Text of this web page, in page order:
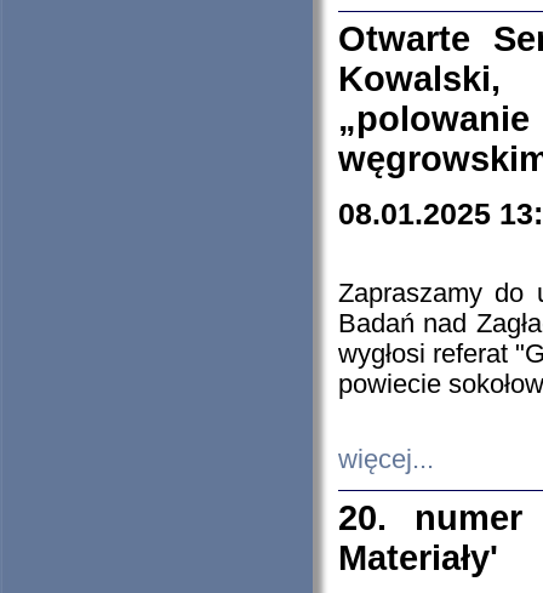
Otwarte
08.01.2025
Zapraszamy do
Badań nad
wygłosi referat
powiecie
więcej...
20. numer
Materiały'